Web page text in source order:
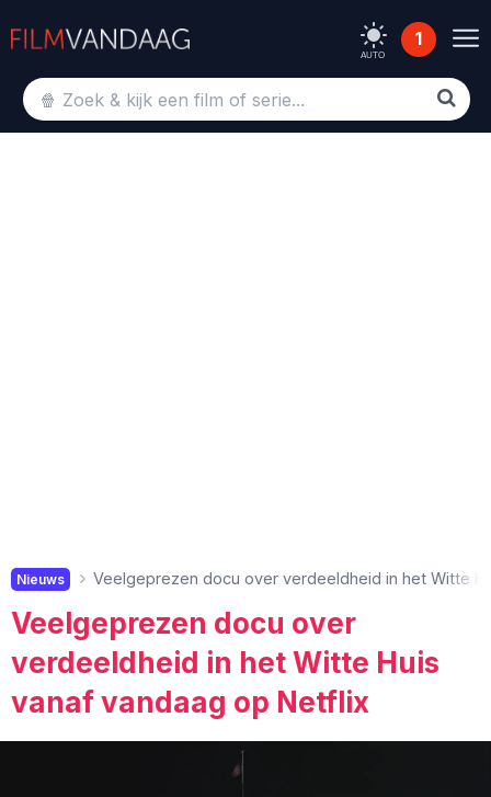
AUTO
1
Nieuws Veelgeprezen docu over verdeeldheid in het Witte
Veelgeprezen docu over
verdeeldheid in het Witte Huis
vanaf vandaag op Netflix